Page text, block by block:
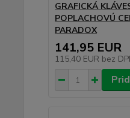
GRAFICKÁ
POPLACHOVÚ
PARADOX
141,95 EUR
115,40 EUR bez